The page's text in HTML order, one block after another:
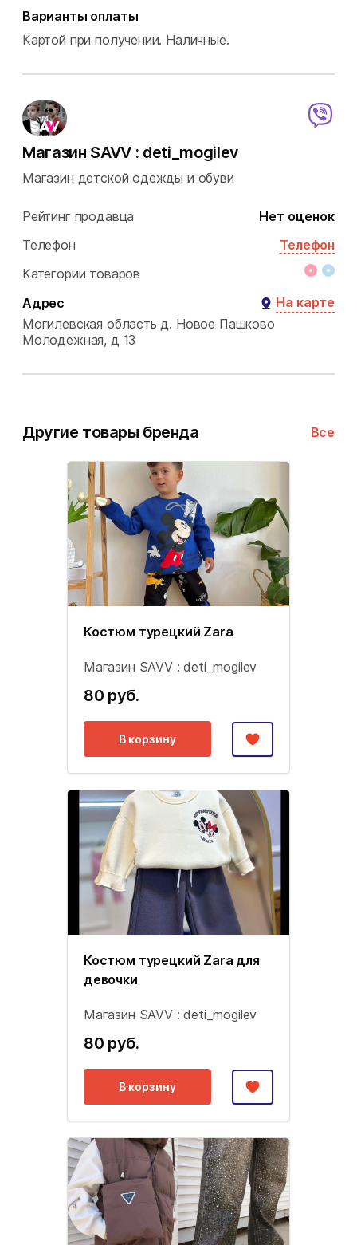
Варианты оплаты
Картой при получении. Наличные.
Магазин SAVV : deti_mogilev
Магазин детской одежды и обуви
Рейтинг продавца
Нет оценок
Телефон
Телефон
Категории товаров
Адрес
На карте
Могилевская область д. Новое Пашково
Молодежная, д 13
Другие товары бренда Все
Костюм турецкий Zara
Магазин SAVV : deti_mogilev
80 руб.
В корзину
Костюм турецкий Zara для
девочки
Магазин SAVV : deti_mogilev
80 руб.
В корзину